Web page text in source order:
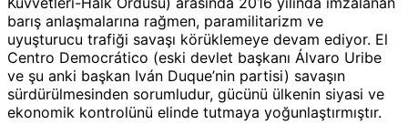
barış anlaşmalarına rağmen, paramilitarizm ve
uyuşturucu trafiği savaşı körüklemeye devam ediyor. El
Centro Democrático (eski devlet başkanı Álvaro Uribe
ve şu anki başkan Iván Duque’nin partisi) savaşın
sürdürülmesinden sorumludur, gücünü ülkenin siyasi ve
ekonomik kontrolünü elinde tutmaya yoğunlaştırmıştır.